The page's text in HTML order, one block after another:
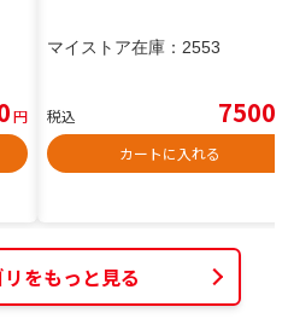
円
マイストア在庫： 2553
税込 7500
カートに入れる
をもっと見る